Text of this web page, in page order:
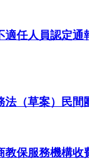
適任人員認定
法（草案）民
教保服務機構